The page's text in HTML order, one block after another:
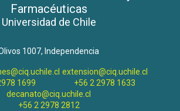
Farmacéuticas
Universidad de Chile
1007, Independencia
1699
extension@ciq.uchile.cl
+56 2 2978 1633
decanato@ciq.uchile.cl
+56 2 2978 2812